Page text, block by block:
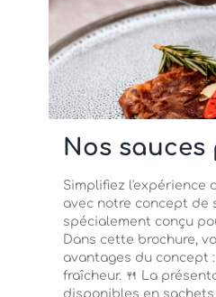
Nos
Simplifiez l'expérience
avec notre concept de
spécialement conçu
Dans cette brochure,
avantages du concept
fraîcheur. 🍴 La
disponibles en